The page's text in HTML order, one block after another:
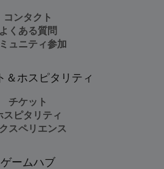
コンタクト
よくある質問
ュニティ参加
＆ホスピタリティ
チケット
スピタリティ
スペリエンス
ゲームハブ